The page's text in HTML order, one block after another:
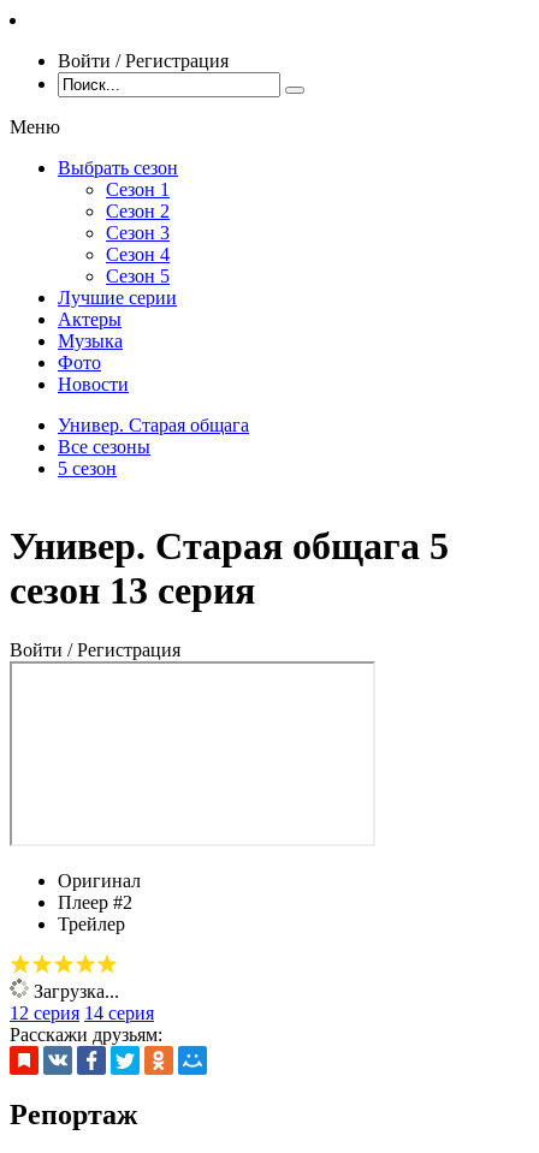
Войти / Регистрация
Меню
Выбрать сезон
Сезон 1
Сезон 2
Сезон 3
Сезон 4
Сезон 5
Лучшие серии
Актеры
Музыка
Фото
Новости
Универ. Старая общага
Все сезоны
5 сезон
Универ. Старая общага 5
сезон 13 серия
Войти / Регистрация
Оригинал
Плеер #2
Трейлер
Загрузка...
12 серия 14 серия
Расскажи друзьям:
Репортаж